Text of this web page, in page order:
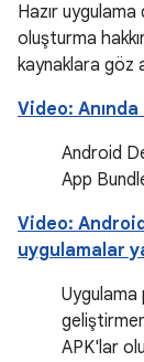
Hazır
oluşturma
kaynaklara göz
Video:
Android
App
Video:
uygulamalar
Uygulama
APK'lar